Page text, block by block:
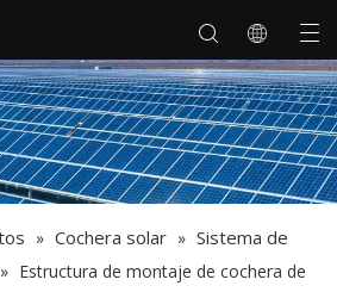
» Cochera solar » Sistema de
» Estructura de montaje de cochera de